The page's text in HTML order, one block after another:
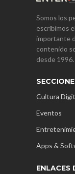
Somos los
escribimos
importante
contenido
desde 1996.
Cultura
Eventos
Apps &
ENLACES